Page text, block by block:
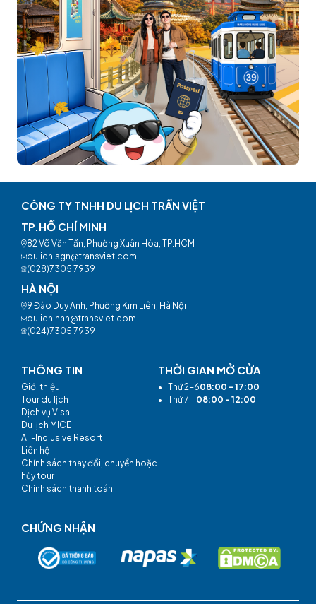
CÔNG TY TNHH DU LỊCH TRẦN VIỆT
TP.HỒ CHÍ MINH
82 Võ Văn Tần, Phường Xuân Hòa, TP.HCM
dulich.sgn@transviet.com
(028)7305 7939
HÀ NỘI
9 Đào Duy Anh, Phường Kim Liên, Hà Nội
dulich.han@transviet.com
(024)7305 7939
THÔNG TIN
Giới thiệu
Tour du lịch
Dịch vụ Visa
Du lịch MICE
All-Inclusive Resort
Liên hệ
Chính sách thay đổi, chuyển hoặc
hủy tour
Chính sách thanh toán
THỜI GIAN MỞ CỬA
• Thứ 2-608:00 - 17:00
• Thứ 7 08:00 - 12:00
CHỨNG NHẬN